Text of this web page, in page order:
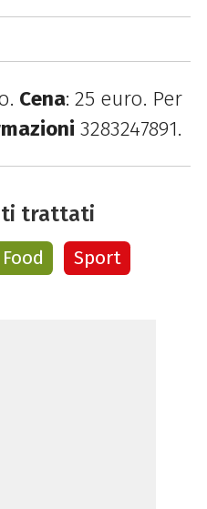
Cena: 25 euro. Per
3283247891.
trattati
Food Sport